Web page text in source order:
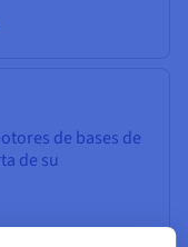
de bases de
de su